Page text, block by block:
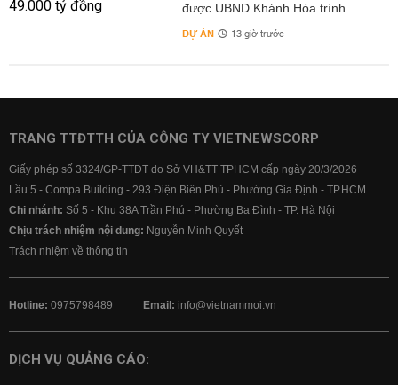
được UBND Khánh Hòa trình...
DỰ ÁN 13 giờ trước
TRANG TTĐTTH CỦA CÔNG TY VIETNEWSCORP
Giấy phép số 3324/GP-TTĐT do Sở VH&TT TPHCM cấp ngày 20/3/2026
Lầu 5 - Compa Building - 293 Điện Biên Phủ - Phường Gia Định - TP.HCM
Chi nhánh: Số 5 - Khu 38A Trần Phú - Phường Ba Đình - TP. Hà Nội
Chịu trách nhiệm nội dung: Nguyễn Minh Quyết
Trách nhiệm về thông tin
Hotline: 0975798489 Email: info@vietnammoi.vn
DỊCH VỤ QUẢNG CÁO: